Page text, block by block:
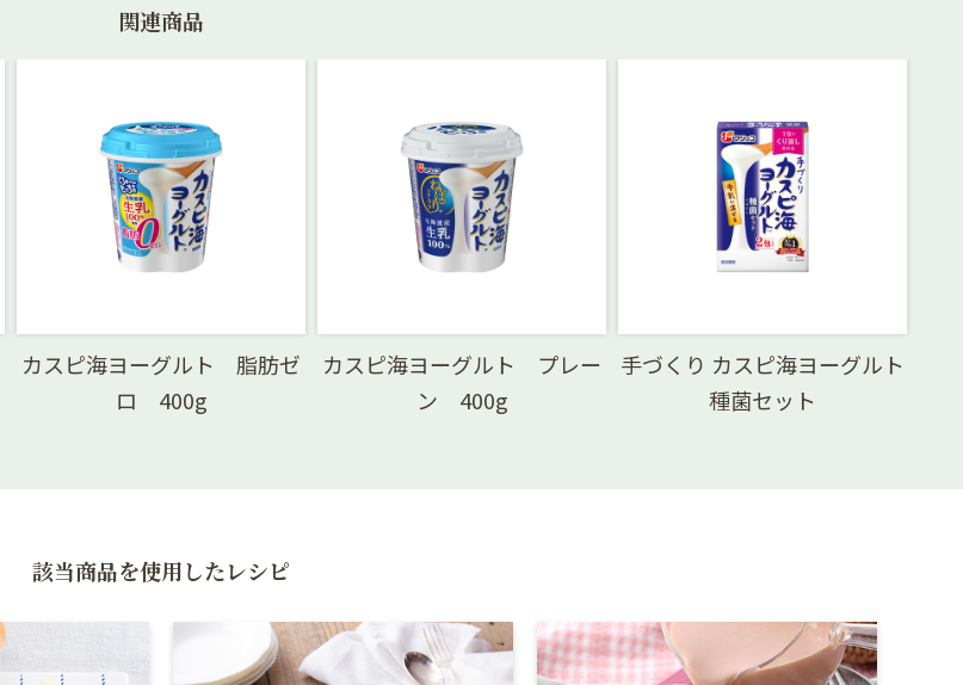
関連商品
カスピ海ヨーグルト 脂肪ゼ
ロ 400g
カスピ海ヨーグルト プレー
ン 400g
手づくり カスピ海ヨーグルト
種菌セット
該当商品を使用したレシピ